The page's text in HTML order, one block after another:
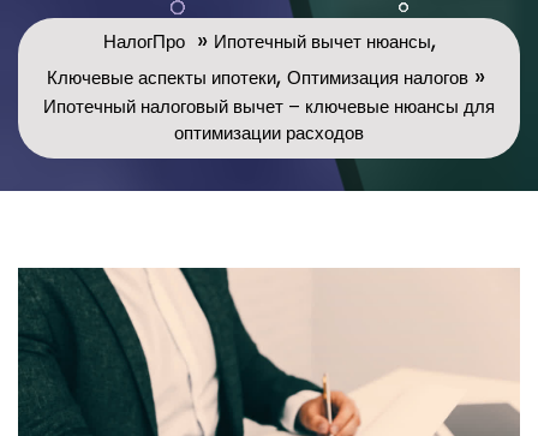
НалогПро» Ипотечный вычет нюансы,
Ключевые аспекты ипотеки, Оптимизация налогов »
Ипотечный налоговый вычет – ключевые нюансы для
оптимизации расходов